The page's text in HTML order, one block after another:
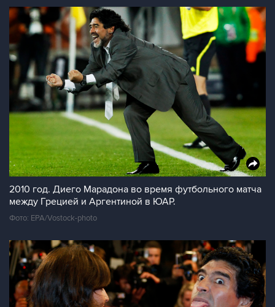
2010 год. Диего Марадона во время футбольного матча
между Грецией и Аргентиной в ЮАР.
Фото: EPA/Vostock-photo